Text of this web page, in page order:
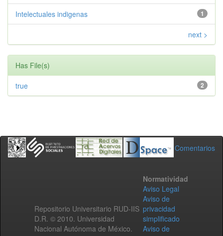
1
Intelectuales indigenas
next >
Has File(s)
2
true
Comentarios
Repositorio Universitario RUD-IIS
D.R. © 2010. Universidad
Nacional Autónoma de México.
Normatividad
Aviso Legal
Aviso de
privacidad
simplificado
Aviso de